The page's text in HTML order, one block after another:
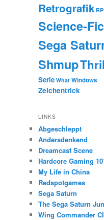
Retrografik
Science-
Sega
Shmup
Serie What Windows
Zeichentrick
LINKS
Abgeschleppt
Andersdenkend
Dreamcast Scene
Hardcore Gaming
My Life in China
Redspotgames
Sega Saturn
The Sega Saturn
Wing Commander